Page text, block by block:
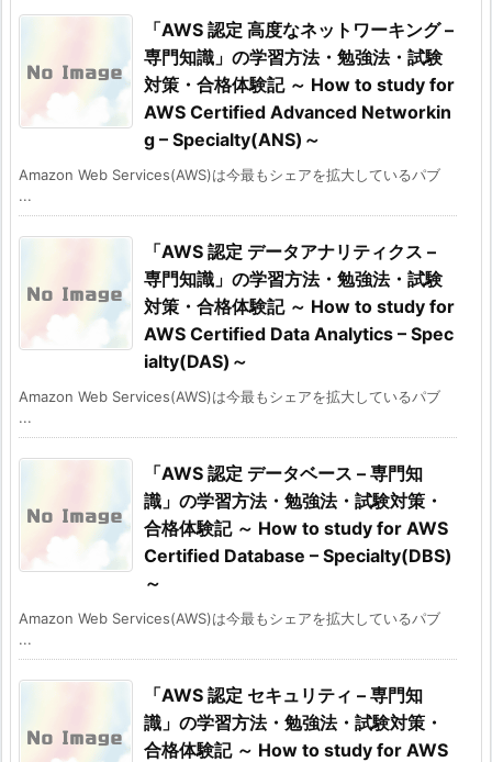
「AWS 認定 高度なネットワーキング –
専門知識」の学習方法・勉強法・試験
対策・合格体験記 ～ How to study for
AWS Certified Advanced Networkin
g – Specialty(ANS)～
Amazon Web Services(AWS)は今最もシェアを拡大しているパブ
...
「AWS 認定 データアナリティクス –
専門知識」の学習方法・勉強法・試験
対策・合格体験記 ～ How to study for
AWS Certified Data Analytics – Spec
ialty(DAS)～
Amazon Web Services(AWS)は今最もシェアを拡大しているパブ
...
「AWS 認定 データベース – 専門知
識」の学習方法・勉強法・試験対策・
合格体験記 ～ How to study for AWS
Certified Database – Specialty(DBS)
～
Amazon Web Services(AWS)は今最もシェアを拡大しているパブ
...
「AWS 認定 セキュリティ – 専門知
識」の学習方法・勉強法・試験対策・
合格体験記 ～ How to study for AWS